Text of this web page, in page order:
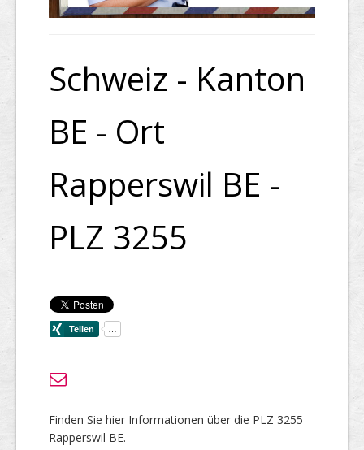
Schweiz - Kanton
BE - Ort
Rapperswil BE -
PLZ 3255
Finden Sie hier Informationen über die PLZ 3255
Rapperswil BE.